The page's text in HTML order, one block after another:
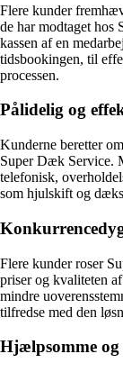
Flere kunder
de har modtaget hos
kassen af en
tidsbookingen, til
processen.
Pålidelig og
Kunderne beretter
Super Dæk Service.
telefonisk,
som hjulskift og
Flere kunder roser
priser og kvaliteten
mindre
tilfredse med den
Hjælpsomme og